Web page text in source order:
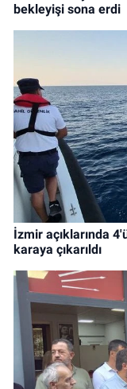
bekleyişi sona erdi
İzmir açıklarında
karaya çıkarıldı